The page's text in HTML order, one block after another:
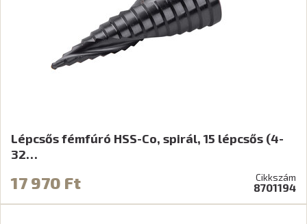
Lépcsős fémfúró HSS-Co, spirál, 15 lépcsős (4-
32…
17 970 Ft Cikkszám
8701194